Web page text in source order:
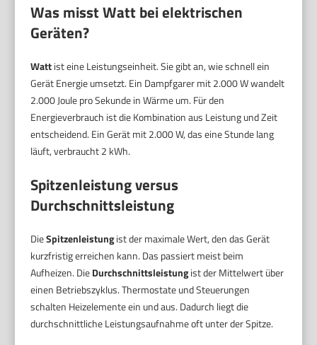
Was misstWattbei elektrischen
Geräten?
Wattist eine Leistungseinheit. Sie gibt an, wie schnell ein
Gerät Energie umsetzt. Ein Dampfgarer mit 2.000 W wandelt
2.000 Joule pro Sekunde in Wärme um. Für den
Energieverbrauch ist die Kombination aus Leistung und Zeit
entscheidend. Ein Gerät mit 2.000 W, das eine Stunde lang
läuft, verbraucht 2 kWh.
Spitzenleistungversus
Durchschnittsleistung
DieSpitzenleistungist der maximale Wert, den das Gerät
kurzfristig erreichen kann. Das passiert meist beim
Aufheizen. DieDurchschnittsleistungist der Mittelwert über
einen Betriebszyklus. Thermostate und Steuerungen
schalten Heizelemente ein und aus. Dadurch liegt die
durchschnittliche Leistungsaufnahme oft unter der Spitze.